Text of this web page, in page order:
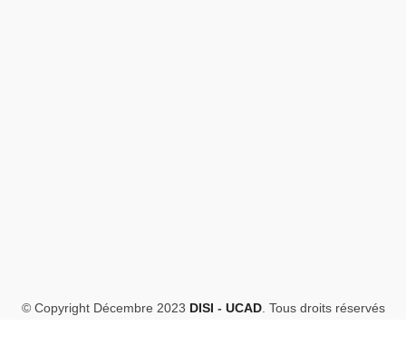
© Copyright Décembre 2023 DISI - UCAD. Tous droits réservés